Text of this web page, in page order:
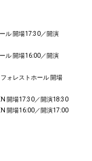
ル 開場17:30／開演
ル 開場16:00／開演
ォレストホール 開場
開場17:30／開演18:30
開場16:00／開演17:00